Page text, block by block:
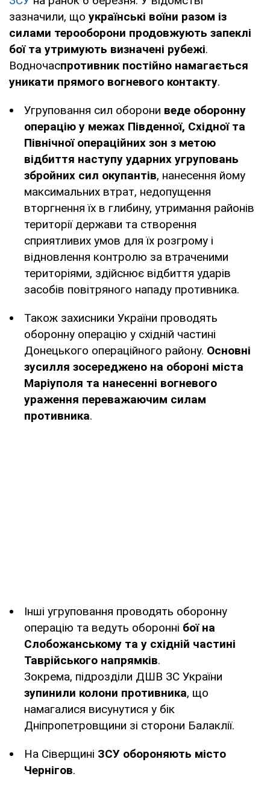
зазначили, що українські воїни разом із
силами терооборони продовжують запеклі
бої та утримують визначені рубежі.
Водночаспротивник постійно намагається
уникати прямого вогневого контакту.
Угруповання сил оборони веде оборонну
операцію у межах Південної, Східної та
Північної операційних зон з метою
відбиття наступу ударних угруповань
збройних сил окупантів, нанесення йому
максимальних втрат, недопущення
вторгнення їх в глибину, утримання районів
території держави та створення
сприятливих умов для їх розгрому і
відновлення контролю за втраченими
територіями, здійснює відбиття ударів
засобів повітряного нападу противника.
Також захисники України проводять
оборонну операцію у східній частині
Донецького операційного району. Основні
зусилля зосереджено на обороні міста
Маріуполя та нанесенні вогневого
ураження переважаючим силам
противника.
Інші угруповання проводять оборонну
операцію та ведуть оборонні бої на
Слобожанському та у східній частині
Таврійського напрямків.
Зокрема, підрозділи ДШВ ЗС України
зупинили колони противника, що
намагалися висунутися у бік
Дніпропетровщини зі сторони Балаклії.
На Сіверщині ЗСУ обороняють місто
Чернігов.